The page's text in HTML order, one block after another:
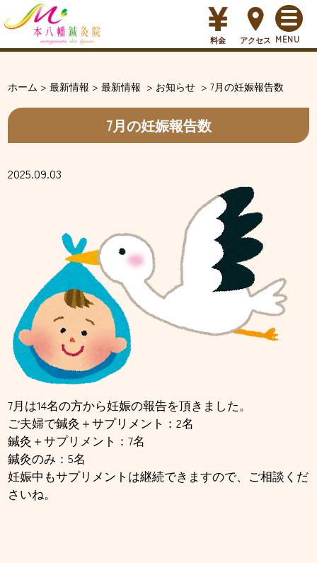
料金 アクセス
ホーム >最新情報 >最新情報 > お知らせ >7月の妊娠報告数
7月の妊娠報告数
2025.09.03
7月は14名の方から妊娠の報告を頂きました。
ご夫婦で鍼灸＋サプリメント：2名
鍼灸＋サプリメント：7名
鍼灸のみ：5名
妊娠中もサプリメントは継続できますので、ご相談くだ
さいね。